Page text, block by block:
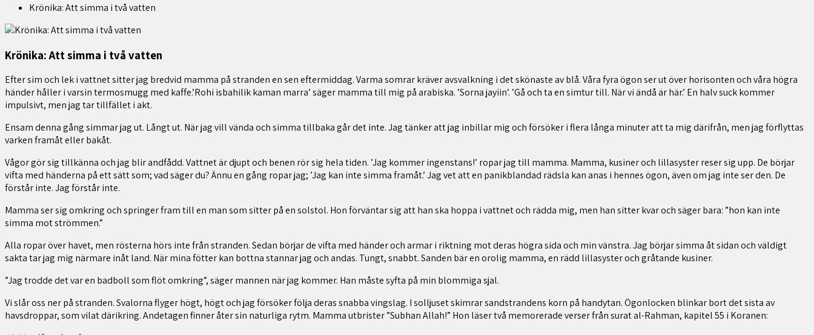
Krönika: Att simma i två vatten
Krönika: Att simma i två vatten
Efter sim och lek i vattnet sitter jag bredvid mamma på stranden en sen eftermiddag. Varma somrar kräver avsvalkning i det skönaste av blå.Våra fyra ögon ser ut över horisonten och våra högra
händer håller i varsin termosmugg med kaffe.’Rohi isbahilik kaman marra’ säger mamma till mig på arabiska. ’Sorna jayiin’. ’Gå och ta en simtur till. När vi ändå är här.’ En halv suck kommer
impulsivt, men jag tar tillfället i akt.
Ensam denna gång simmar jag ut. Långt ut. När jag vill vända och simma tillbaka går det inte. Jag tänker att jag inbillar mig och försöker i flera långa minuter att ta mig därifrån, men jag förflyttas
varken framåt eller bakåt.
Vågor gör sig tillkänna och jag blir andfådd. Vattnet är djupt och benen rör sig hela tiden. ’Jag kommer ingenstans!’ ropar jag till mamma. Mamma, kusiner och lillasyster reser sig upp. De börjar
vifta med händerna på ett sätt som; vad säger du? Ännu en gång ropar jag; ’Jag kan inte simma framåt.’ Jag vet att en panikblandad rädsla kan anas i hennes ögon, även om jag inte ser den. De
förstår inte. Jag förstår inte.
Mamma ser sig omkring och springer fram till en man som sitter på en solstol. Hon förväntar sig att han ska hoppa i vattnet och rädda mig, men han sitter kvar och säger bara: ”hon kan inte
simma mot strömmen.”
Alla ropar över havet, men rösterna hörs inte från stranden. Sedan börjar de vifta med händer och armar i riktning mot deras högra sida och min vänstra. Jag börjar simma åt sidan och väldigt
sakta tar jag mig närmare inåt land. När mina fötter kan bottna stannar jag och andas. Tungt, snabbt. Sanden bär en orolig mamma, en rädd lillasyster och gråtande kusiner.
”Jag trodde det var en badboll som flöt omkring”, säger mannen när jag kommer. Han måste syfta på min blommiga sjal.
Vi slår oss ner på stranden. Svalorna flyger högt, högt och jag försöker följa deras snabba vingslag. I solljuset skimrar sandstrandens korn på handytan. Ögonlocken blinkar bort det sista av
havsdroppar, som vilat därikring. Andetagen finner åter sin naturliga rytm. Mamma utbrister ”Subhan Allah!” Hon läser två memorerade verser från surat al-Rahman, kapitel 55 i Koranen: